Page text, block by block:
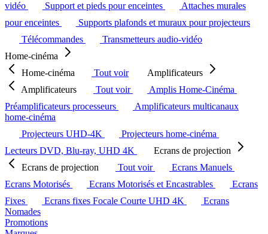
vidéo
Support et pieds pour enceintes
Attaches murales
pour enceintes
Supports plafonds et muraux pour projecteurs
Télécommandes
Transmetteurs audio-vidéo
Home-cinéma
Home-cinéma
Tout voir
Amplificateurs
Amplificateurs
Tout voir
Amplis Home-Cinéma
Préamplificateurs processeurs
Amplificateurs multicanaux
home-cinéma
Projecteurs UHD-4K
Projecteurs home-cinéma
Lecteurs DVD, Blu-ray, UHD 4K
Ecrans de projection
Ecrans de projection
Tout voir
Ecrans Manuels
Ecrans Motorisés
Ecrans Motorisés et Encastrables
Ecrans
Fixes
Ecrans fixes Focale Courte UHD 4K
Ecrans
Nomades
Promotions